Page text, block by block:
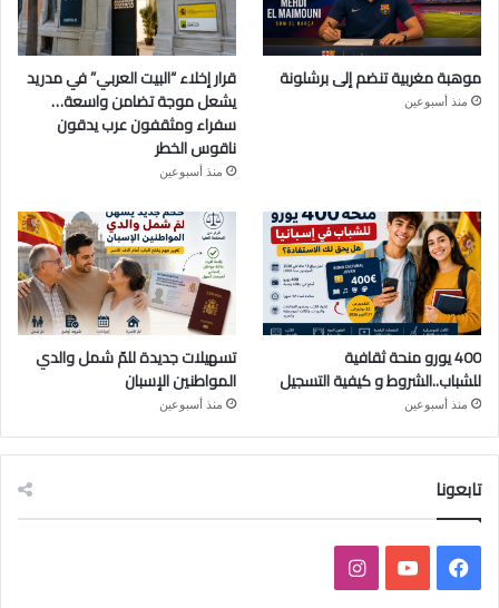
موهبة مغربية تنضم إلى برشلونة
منذ أسبوعين
قرار إخلاء “البيت العربي” في مدريد
يشعل موجة تضامن واسعة…
سفراء ومثقفون عرب يدقون
ناقوس الخطر
منذ أسبوعين
400 يورو منحة ثقافية
للشباب..الشروط و كيفية التسجيل
منذ أسبوعين
تسهيلات جديدة للمّ شمل والدي
المواطنين الإسبان
منذ أسبوعين
تابعونا